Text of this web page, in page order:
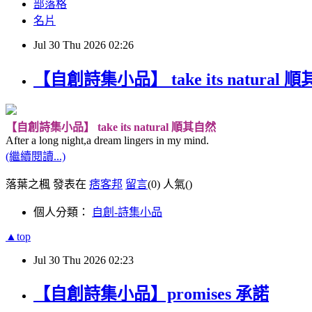
部落格
名片
Jul 30 Thu 2026 02:26
【自創詩集小品】 take its natural 順
【自創詩集小品】 take its natural 順其自然
After a long night,a dream lingers in my mind.
(繼續閱讀...)
落葉之楓 發表在 痞客邦 留言(0) 人氣()
個人分類： 自創-詩集小品
▲top
Jul 30 Thu 2026 02:23
【自創詩集小品】promises 承諾